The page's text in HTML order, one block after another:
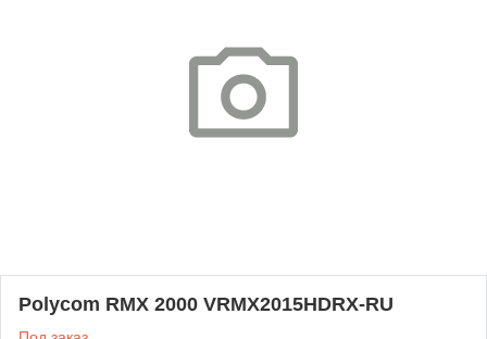
Polycom RMX 2000 VRMX2015HDRX-RU